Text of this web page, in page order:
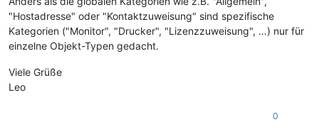
"Hostadresse" oder "Kontaktzuweisung" sind spezifische
Kategorien ("Monitor", "Drucker", "Lizenzzuweisung", …) nur für
einzelne Objekt-Typen gedacht.
Viele Grüße
Leo
0